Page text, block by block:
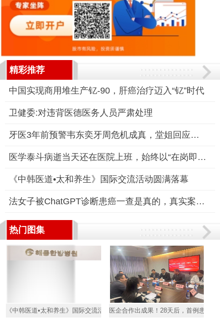
精彩推荐
中国实现商用堆生产钇-90，肝癌治疗迈入“钇”时代
卫健委:对违背医德医务人员严肃处理
牙医3年前预警韦东奕牙周危机成真，堂姐回应已就医，专家呼吁全
医学泰斗病逝当天还在医院上班，始终以“在岗即在战”的姿态守护
《中韩医道•太和养生》国际交流活动圆满落幕
法女子被ChatGPT诊断患癌一查是真的，真实案例引发AI医疗应用争
热门图集
《中韩医道•太和养生》国际交流活动圆满落幕医企合作出成果！28天后，首例患者